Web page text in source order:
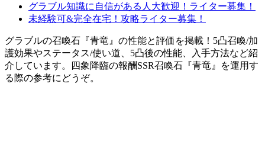
グラブル知識に自信がある人大歓迎！ライター募集！
未経験可&完全在宅！攻略ライター募集！
グラブルの召喚石『青竜』の性能と評価を掲載！5凸召喚/加
護効果やステータス/使い道、5凸後の性能、入手方法など紹
介しています。四象降臨の報酬SSR召喚石『青竜』を運用す
る際の参考にどうぞ。